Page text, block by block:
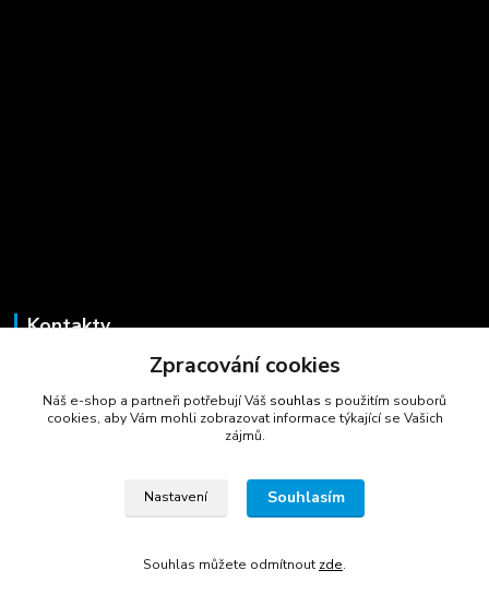
Kontakty
+420 723 725 881
(Po-Pá, 8-16 hod.)
Zpracování cookies
Náš e-shop a partneři potřebují Váš souhlas s použitím souborů
cookies, aby Vám mohli zobrazovat informace týkající se Vašich
zájmů.
Nastavení Souhlasím
Souhlas můžete odmítnout zde.